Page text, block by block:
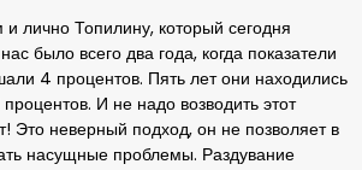
лично Топилину, который сегодня
было всего два года, когда показатели
4 процентов. Пять лет они находились
И не надо возводить этот
Это неверный подход, он не позволяет в
насущные проблемы. Раздувание